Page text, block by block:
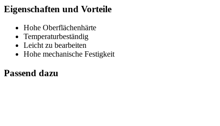
Eigenschaften und Vorteile
Hohe Oberflächenhärte
Temperaturbeständig
Leicht zu bearbeiten
Hohe mechanische Festigkeit
Passend dazu